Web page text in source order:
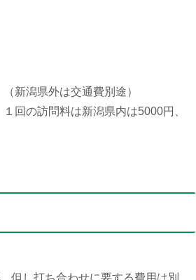
新潟県外は交通費別途）
回の訪問料は新潟県内は5000円、
但し打ち合わせに要する費用は別